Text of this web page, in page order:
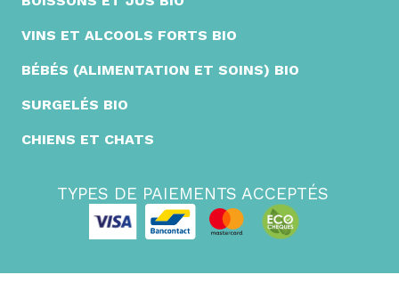
VINS ET ALCOOLS FORTS BIO
BÉBÉS (ALIMENTATION ET SOINS) BIO
SURGELÉS BIO
CHIENS ET CHATS
TYPES DE PAIEMENTS ACCEPTÉS